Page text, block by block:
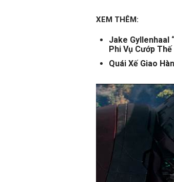
XEM THÊM:
Jake Gyllenhaal
Phi Vụ Cướp
Quái Xế Giao